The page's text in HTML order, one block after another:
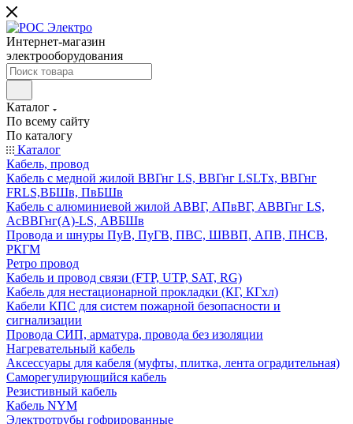
Интернет-магазин
электрооборудования
Каталог
По всему сайту
По каталогу
Каталог
Кабель, провод
Кабель с медной жилой ВВГнг LS, ВВГнг LSLTx, ВВГнг
FRLS,ВБШв, ПвБШв
Кабель с алюминиевой жилой АВВГ, АПвВГ, АВВГнг LS,
АсВВГнг(А)-LS, АВБШв
Провода и шнуры ПуВ, ПуГВ, ПВС, ШВВП, АПВ, ПНСВ,
РКГМ
Ретро провод
Кабель и провод связи (FTP, UTP, SAT, RG)
Кабель для нестационарной прокладки (КГ, КГхл)
Кабели КПС для систем пожарной безопасности и
сигнализации
Провода СИП, арматура, провода без изоляции
Нагревательный кабель
Аксессуары для кабеля (муфты, плитка, лента оградительная)
Саморегулирующийся кабель
Резистивный кабель
Кабель NYM
Электротрубы гофрированные